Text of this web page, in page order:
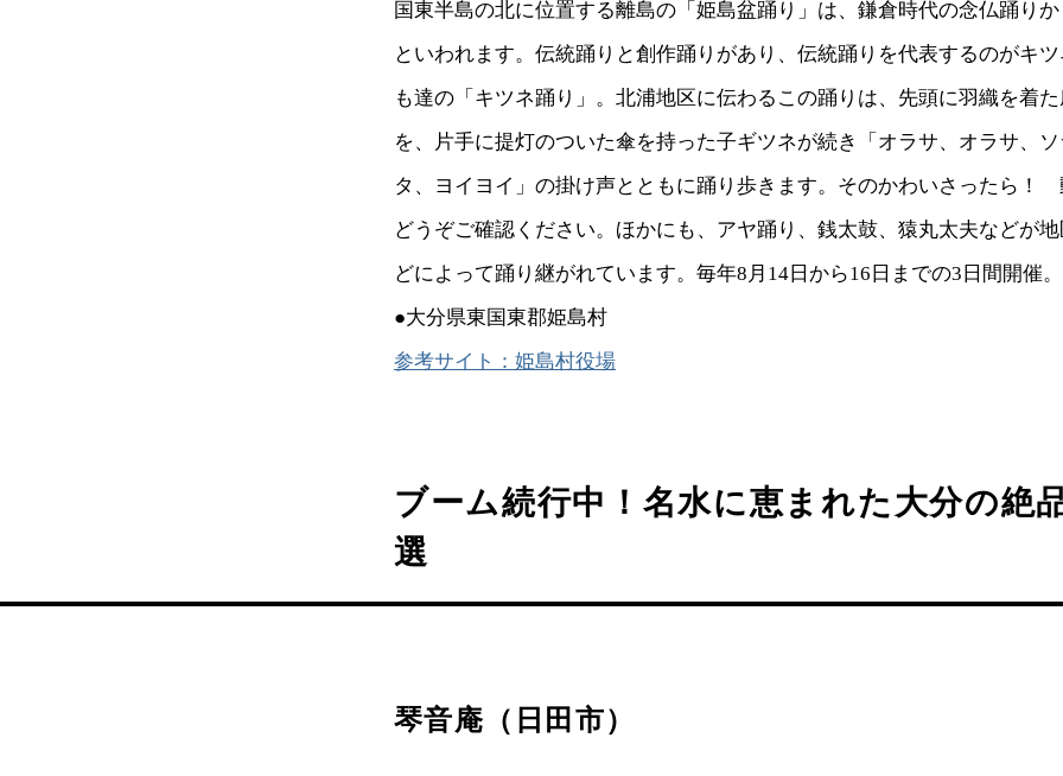
国東半島の北に位置する離島の「姫島盆踊り」は、鎌倉時代の念仏踊り
といわれます。伝統踊りと創作踊りがあり、伝統踊りを代表するのがキ
も達の「キツネ踊り」。北浦地区に伝わるこの踊りは、先頭に羽織を着
を、片手に提灯のついた傘を持った子ギツネが続き「オラサ、オラサ、
タ、ヨイヨイ」の掛け声とともに踊り歩きます。そのかわいさったら！
どうぞご確認ください。ほかにも、アヤ踊り、銭太鼓、猿丸太夫などが
どによって踊り継がれています。毎年8月14日から16日までの3日間開催。
●大分県東国東郡姫島村
参考サイト：姫島村役場
ブーム続行中！名水に恵まれた大分の絶
選
琴音庵（日田市）